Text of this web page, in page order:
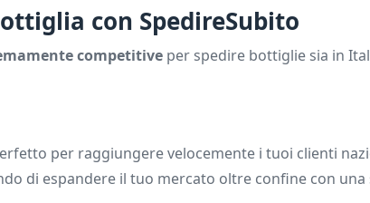
con SpedireSubito
competitive per spedire bottiglie sia in
per raggiungere velocemente i tuoi clienti
di espandere il tuo mercato oltre confine con una